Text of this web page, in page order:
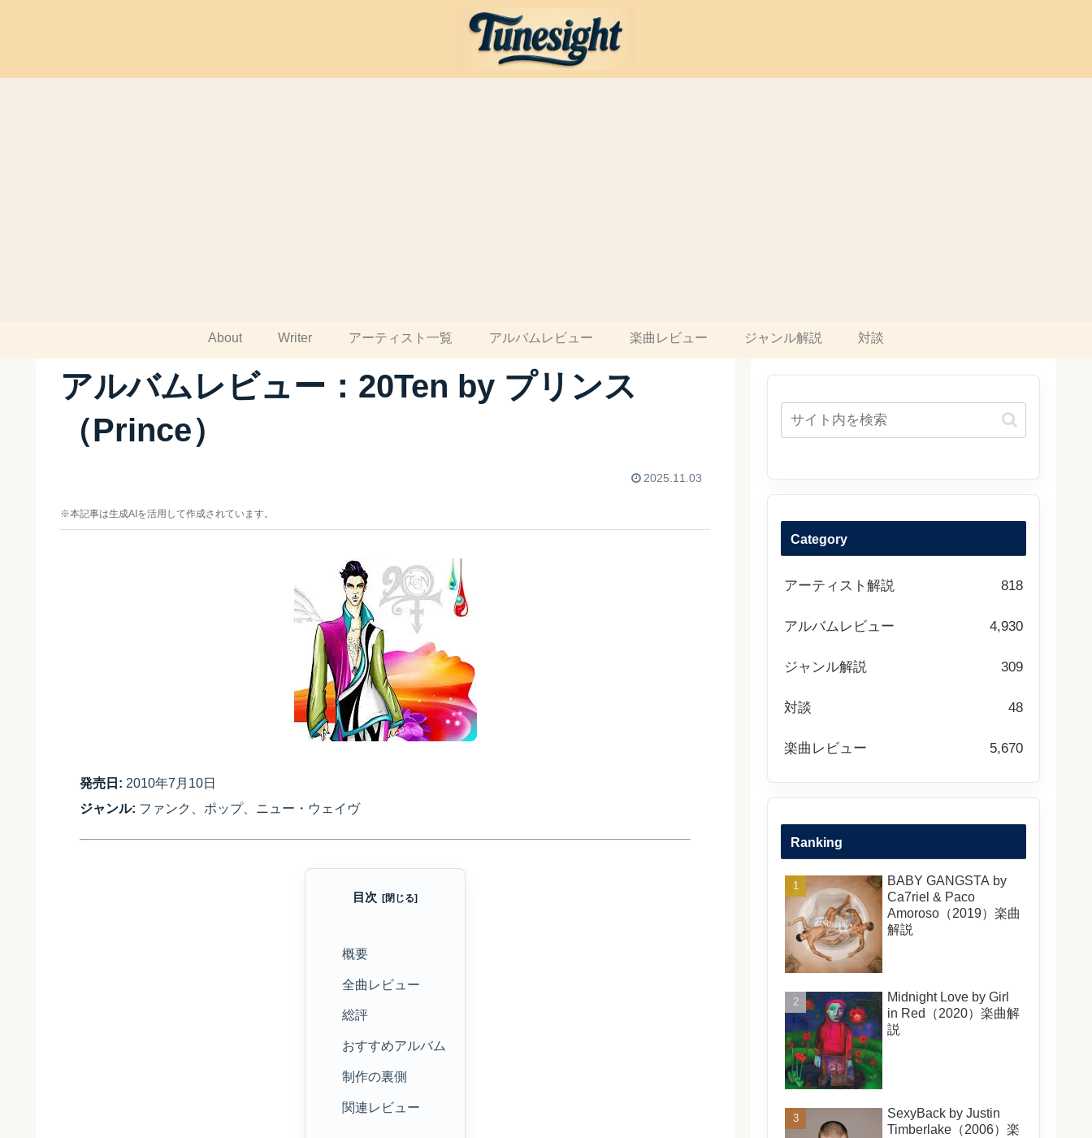
About Writer アーティスト一覧 アルバムレビュー 楽曲レビュー ジャンル解説 対談
アルバムレビュー：20Ten by プリンス
（Prince）
2025.11.03
※本記事は生成AIを活用して作成されています。
発売日: 2010年7月10日
ジャンル: ファンク、ポップ、ニュー・ウェイヴ
目次
概要
全曲レビュー
総評
おすすめアルバム
制作の裏側
関連レビュー
Category
アーティスト解説 818
アルバムレビュー 4,930
ジャンル解説 309
対談 48
楽曲レビュー 5,670
Ranking
BABY GANGSTA by
Ca7riel & Paco
Amoroso（2019）楽曲
解説
Midnight Love by Girl
in Red（2020）楽曲解
説
SexyBack by Justin
Timberlake（2006）楽